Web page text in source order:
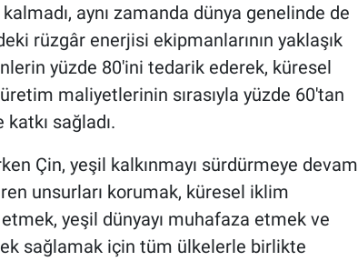
aynı zamanda dünya genelinde de
rüzgâr enerjisi ekipmanlarının yaklaşık
yüzde 80'ini tedarik ederek, küresel
maliyetlerinin sırasıyla yüzde 60'tan
sağladı.
Çin, yeşil kalkınmayı sürdürmeye devam
unsurları korumak, küresel iklim
yeşil dünyayı muhafaza etmek ve
sağlamak için tüm ülkelerle birlikte